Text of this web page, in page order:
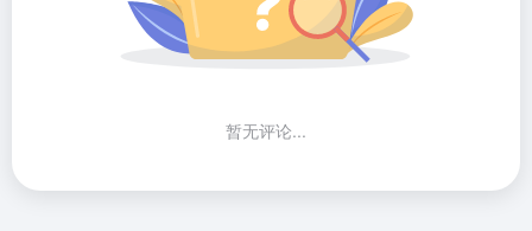
暂无评论...